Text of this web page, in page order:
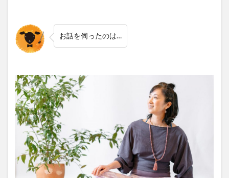
お話を伺ったのは…